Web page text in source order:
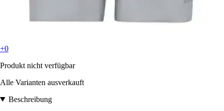
+0
Produkt nicht verfügbar
Alle Varianten ausverkauft
Beschreibung